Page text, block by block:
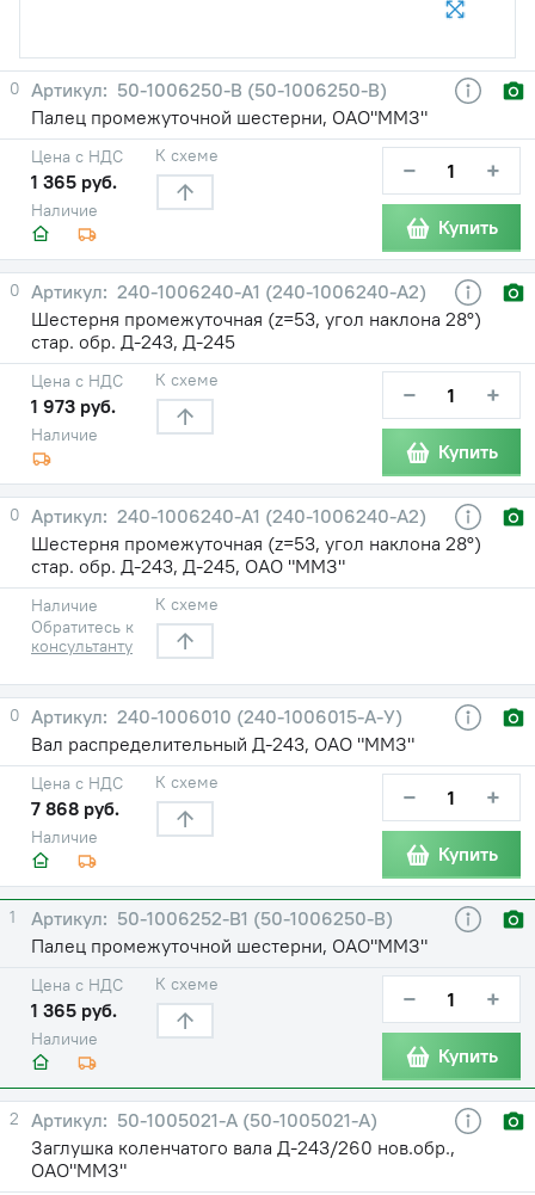
0
50-1006250-B (50-1006250-В)
Палец промежуточной шестерни, ОАО"ММЗ"
Наличие
Цена с НДС
1 365 руб.
К схеме − +
Купить
0
240-1006240-A1 (240-1006240-А2)
Шестерня промежуточная (z=53, угол наклона 28°)
стар. обр. Д-243, Д-245
Наличие
Цена с НДС
1 973 руб.
К схеме − +
Купить
0
240-1006240-A1 (240-1006240-А2)
Шестерня промежуточная (z=53, угол наклона 28°)
стар. обр. Д-243, Д-245, ОАО "ММЗ"
Наличие
Обратитесь к
консультанту
К схеме
0
240-1006010 (240-1006015-А-У)
Вал распределительный Д-243, ОАО "ММЗ"
Наличие
Цена с НДС
7 868 руб.
К схеме − +
Купить
1
50-1006252-B1 (50-1006250-В)
Палец промежуточной шестерни, ОАО"ММЗ"
Наличие
Цена с НДС
1 365 руб.
К схеме − +
Купить
2
50-1005021-A (50-1005021-А)
Заглушка коленчатого вала Д-243/260 нов.обр.,
ОАО"ММЗ"